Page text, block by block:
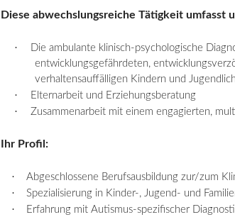
Diese abwechslungsreiche Tätigkeit umfasst
·
Die ambulante klinisch-psychologische
entwicklungsgefährdeten,
verhaltensauffälligen Kindern und
· Elternarbeit und Erziehungsberatung
· Zusammenarbeit mit einem engagierten,
Ihr Profil:
· Abgeschlossene Berufsausbildung zur/zum
· Spezialisierung in Kinder-, Jugend- und
· Erfahrung mit Autismus-spezifischer